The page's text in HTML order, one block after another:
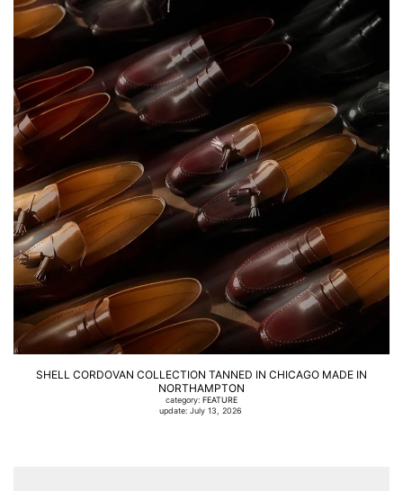
SHELL CORDOVAN COLLECTION TANNED IN CHICAGO MADE IN
NORTHAMPTON
category: FEATURE
update: July 13, 2026